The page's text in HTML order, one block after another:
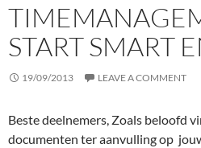
START SMART
19/09/2013 LEAVE A COMMENT
Beste deelnemers, Zoals beloofd
documenten ter aanvulling op